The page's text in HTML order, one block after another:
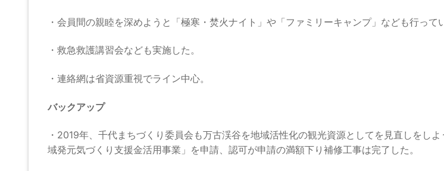
・会員間の親睦を深めようと「極寒・焚火ナイト」や「ファミリーキャンプ」なども行って
・救急救護講習会なども実施した。
・連絡網は省資源重視でライン中心。
バックアップ
・2019年、千代まちづくり委員会も万古渓谷を地域活性化の観光資源としてを見直しをし
域発元気づくり支援金活用事業」を申請、認可が申請の満額下り補修工事は完了した。